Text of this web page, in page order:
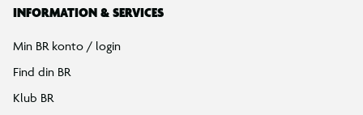
INFORMATION & SERVICES
Min BR konto / login
Find din BR
Klub BR